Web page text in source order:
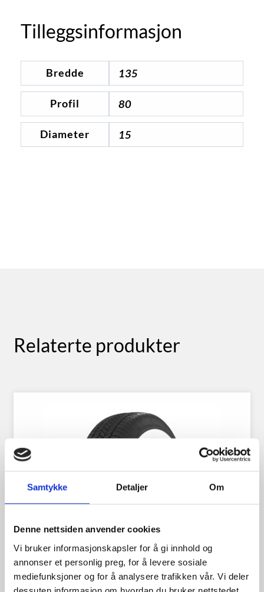
Samtykke Detaljer Om
Denne nettsiden anvender cookies
Vi bruker informasjonskapsler for å gi innhold og
annonser et personlig preg, for å levere sosiale
mediefunksjoner og for å analysere trafikken vår. Vi deler
Tilleggsinformasjon
Bredde 135
Profil 80
Diameter 15
Relaterte produkter